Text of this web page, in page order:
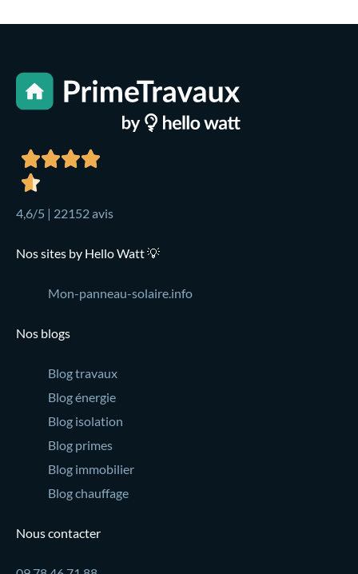
4,6/5 | 22152 avis
Nos sites by Hello Watt 💡
Mon-panneau-solaire.info
Nos blogs
Blog travaux
Blog énergie
Blog isolation
Blog primes
Blog immobilier
Blog chauffage
Nous contacter